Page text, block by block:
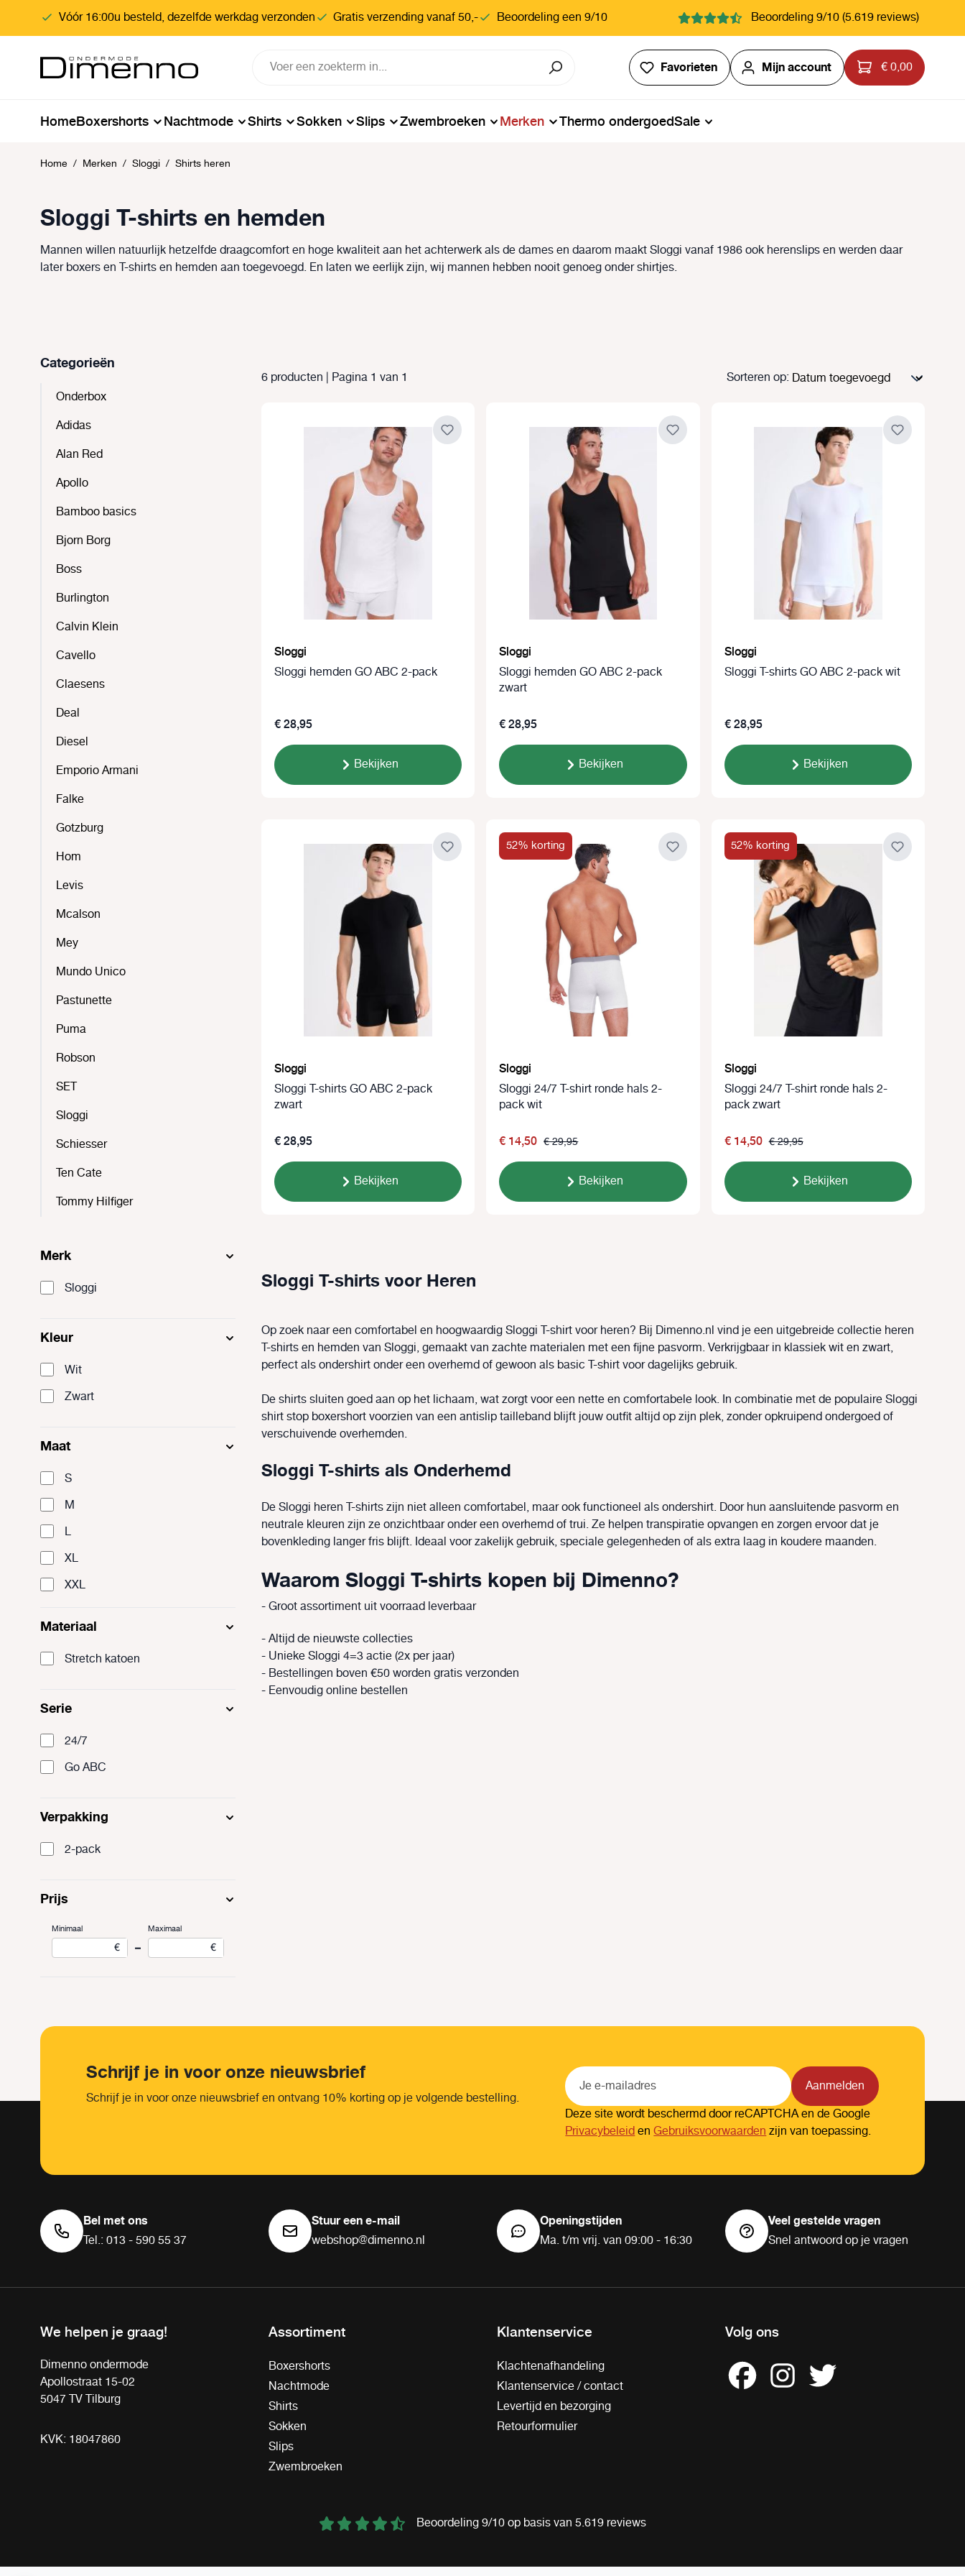
Ga naar de hoofdnavigatie
Vóór 16:00u besteld, dezelfde werkdag verzonden Gratis verzending vanaf 50,- Beoordeling een 9/10 Beoordeling 9/10 (5.619 reviews)
Favorieten Je hebt 0 items op je verlanglijstje
Mijn account € 0,00
HomeBoxershorts Nachtmode Shirts Sokken Slips Zwembroeken Merken Thermo ondergoedSale
Home / Merken / Sloggi / Shirts heren
Sloggi T-shirts en hemden
Mannen willen natuurlijk hetzelfde draagcomfort en hoge kwaliteit aan het achterwerk als de dames en daarom maakt Sloggi vanaf 1986 ook herenslips en werden daar
later boxers en T-shirts en hemden aan toegevoegd. En laten we eerlijk zijn, wij mannen hebben nooit genoeg onder shirtjes.
Categorieën
Onderbox
Adidas
Alan Red
Apollo
Bamboo basics
Bjorn Borg
Boss
Burlington
Calvin Klein
Cavello
Claesens
Deal
Diesel
Emporio Armani
Falke
Gotzburg
Hom
Levis
Mcalson
Mey
Mundo Unico
Pastunette
Puma
Robson
SET
Sloggi
Schiesser
Ten Cate
Tommy Hilfiger
Merk
Sloggi
Kleur
Wit
Zwart
Maat
S
M
L
XL
XXL
Materiaal
Stretch katoen
Serie
24/7
Go ABC
Verpakking
2-pack
Prijs
Minimaal
€ –
Maximaal
€
6 producten | Pagina 1 van 1 Sorteren op:
Sloggi
Sloggi hemden GO ABC 2-pack
€ 28,95
Bekijken
Sloggi
Sloggi hemden GO ABC 2-pack
zwart
€ 28,95
Bekijken
Sloggi
Sloggi T-shirts GO ABC 2-pack wit
€ 28,95
Bekijken
Sloggi
Sloggi T-shirts GO ABC 2-pack
zwart
€ 28,95
Bekijken
52% korting
Sloggi
Sloggi 24/7 T-shirt ronde hals 2-
pack wit
€ 14,50 € 29,95
Bekijken
52% korting
Sloggi
Sloggi 24/7 T-shirt ronde hals 2-
pack zwart
€ 14,50 € 29,95
Bekijken
Sloggi T-shirts voor Heren
Op zoek naar een comfortabel en hoogwaardig Sloggi T-shirt voor heren? Bij Dimenno.nl vind je een uitgebreide collectie heren
T-shirts en hemden van Sloggi, gemaakt van zachte materialen met een fijne pasvorm. Verkrijgbaar in klassiek wit en zwart,
perfect als ondershirt onder een overhemd of gewoon als basic T-shirt voor dagelijks gebruik.
De shirts sluiten goed aan op het lichaam, wat zorgt voor een nette en comfortabele look. In combinatie met de populaire Sloggi
shirt stop boxershort voorzien van een antislip tailleband blijft jouw outfit altijd op zijn plek, zonder opkruipend ondergoed of
verschuivende overhemden.
Sloggi T-shirts als Onderhemd
De Sloggi heren T-shirts zijn niet alleen comfortabel, maar ook functioneel als ondershirt. Door hun aansluitende pasvorm en
neutrale kleuren zijn ze onzichtbaar onder een overhemd of trui. Ze helpen transpiratie opvangen en zorgen ervoor dat je
bovenkleding langer fris blijft. Ideaal voor zakelijk gebruik, speciale gelegenheden of als extra laag in koudere maanden.
Waarom Sloggi T-shirts kopen bij Dimenno?
- Groot assortiment uit voorraad leverbaar
- Altijd de nieuwste collecties
- Unieke Sloggi 4=3 actie (2x per jaar)
- Bestellingen boven €50 worden gratis verzonden
- Eenvoudig online bestellen
Schrijf je in voor onze nieuwsbrief
Schrijf je in voor onze nieuwsbrief en ontvang 10% korting op je volgende bestelling.
Aanmelden
Deze site wordt beschermd door reCAPTCHA en de Google
PrivacybeleidenGebruiksvoorwaardenzijn van toepassing.
Bel met ons
Tel.: 013 - 590 55 37
Stuur een e-mail
webshop@dimenno.nl
Openingstijden
Ma. t/m vrij. van 09:00 - 16:30
Veel gestelde vragen
Snel antwoord op je vragen
We helpen je graag!
Dimenno ondermode
Apollostraat 15-02
5047 TV Tilburg
KVK: 18047860
Assortiment
Boxershorts
Nachtmode
Shirts
Sokken
Slips
Zwembroeken
Klantenservice
Klachtenafhandeling
Klantenservice / contact
Levertijd en bezorging
Retourformulier
Volg ons
Beoordeling 9/10 op basis van 5.619 reviews